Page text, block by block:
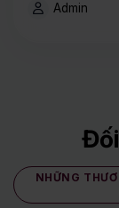
Admin
NHỮNG